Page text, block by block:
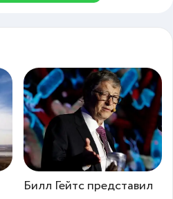
Билл Гейтс представил